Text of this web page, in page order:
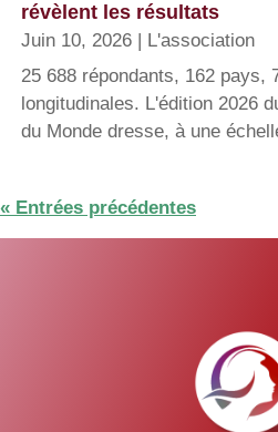
révèlent les résultats
Juin 10, 2026
L'association
25 688 répondants, 162 pays,
longitudinales. L'édition 2026
du Monde dresse, à une
« Entrées précédentes